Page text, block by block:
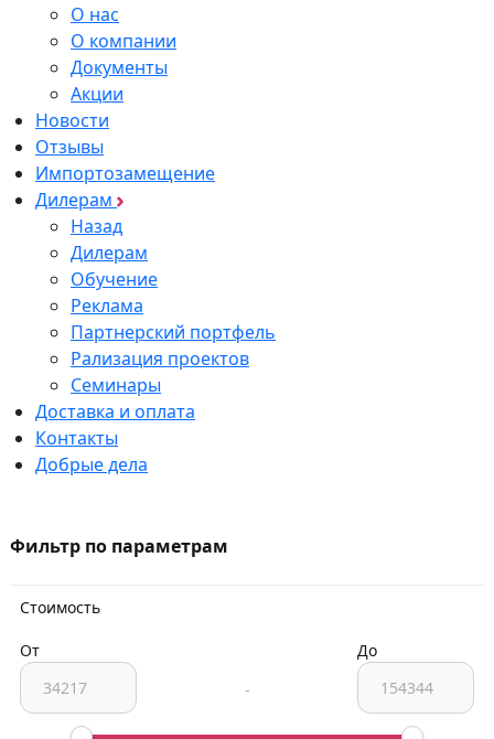
О нас
О компании
Документы
Акции
Новости
Отзывы
Импортозамещение
Дилерам
Назад
Дилерам
Обучение
Реклама
Партнерский портфель
Рализация проектов
Семинары
Доставка и оплата
Контакты
Добрые дела
Фильтр по параметрам
Стоимость
От
-
До